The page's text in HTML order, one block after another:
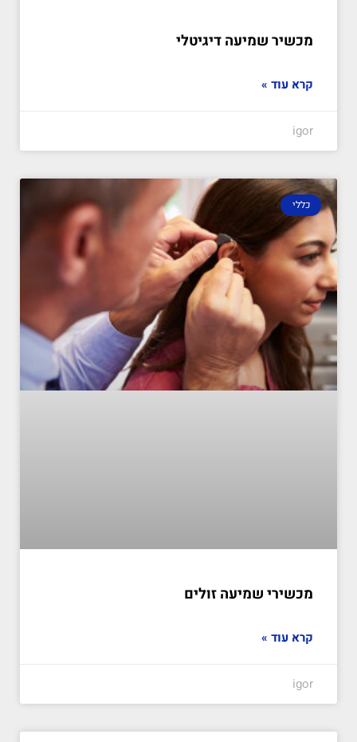
מכשיר שמיעה דיגיטלי
קרא עוד »
igor
כללי
מכשירי שמיעה זולים
קרא עוד »
igor